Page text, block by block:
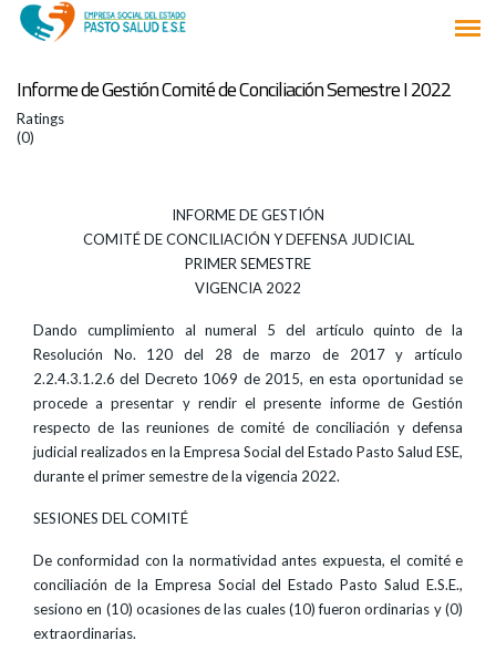
Informe de Gestión Comité de Conciliación Semestre I 2022
Ratings
(0)
INFORME DE GESTIÓN
COMITÉ DE CONCILIACIÓN Y DEFENSA JUDICIAL
PRIMER SEMESTRE
VIGENCIA 2022
Dando cumplimiento al numeral 5 del artículo quinto de la
Resolución No. 120 del 28 de marzo de 2017 y artículo
2.2.4.3.1.2.6 del Decreto 1069 de 2015, en esta oportunidad se
procede a presentar y rendir el presente informe de Gestión
respecto de las reuniones de comité de conciliación y defensa
judicial realizados en la Empresa Social del Estado Pasto Salud ESE,
durante el primer semestre de la vigencia 2022.
SESIONES DEL COMITÉ
De conformidad con la normatividad antes expuesta, el comité e
conciliación de la Empresa Social del Estado Pasto Salud E.S.E.,
sesiono en (10) ocasiones de las cuales (10) fueron ordinarias y (0)
extraordinarias.